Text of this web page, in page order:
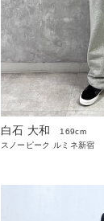
白石 大和
169cm
スノーピーク ルミネ新宿